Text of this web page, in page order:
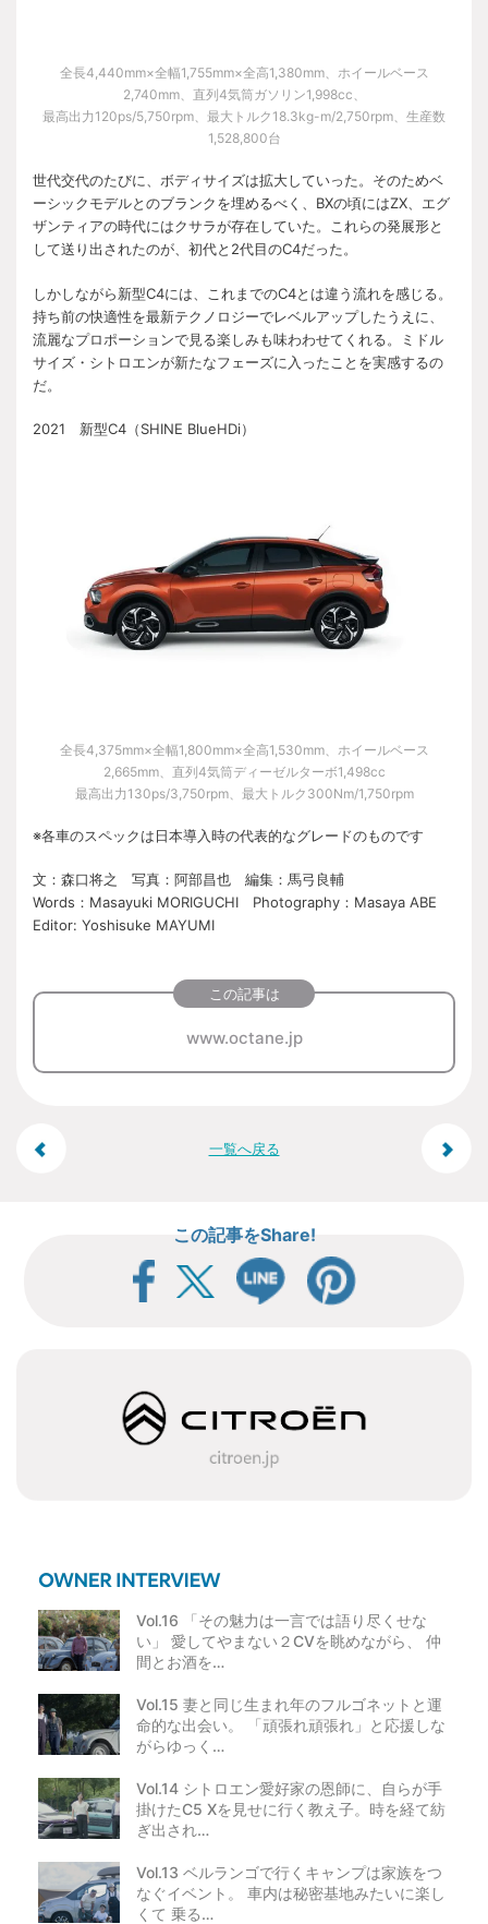
全長4,440mm×全幅1,755mm×全高1,380mm、ホイールベース
2,740mm、直列4気筒ガソリン1,998cc、
最高出力120ps/5,750rpm、最大トルク18.3kg-m/2,750rpm、生産数
1,528,800台
世代交代のたびに、ボディサイズは拡大していった。そのためベ
ーシックモデルとのブランクを埋めるべく、BXの頃にはZX、エグ
ザンティアの時代にはクサラが存在していた。これらの発展形と
して送り出されたのが、初代と2代目のC4だった。
しかしながら新型C4には、これまでのC4とは違う流れを感じる。
持ち前の快適性を最新テクノロジーでレベルアップしたうえに、
流麗なプロポーションで見る楽しみも味わわせてくれる。ミドル
サイズ・シトロエンが新たなフェーズに入ったことを実感するの
だ。
2021 新型C4（SHINE BlueHDi）
全長4,375mm×全幅1,800mm×全高1,530mm、ホイールベース
2,665mm、直列4気筒ディーゼルターボ1,498cc
最高出力130ps/3,750rpm、最大トルク300Nm/1,750rpm
※各車のスペックは日本導入時の代表的なグレードのものです
文：森口将之 写真：阿部昌也 編集：馬弓良輔
Words：Masayuki MORIGUCHI Photography：Masaya ABE
Editor: Yoshisuke MAYUMI
この記事は
www.octane.jp
投
一覧へ戻る
この記事をShare!
Vol.16 「その魅力は一言では語り尽くせな
い」 愛してやまない２CVを眺めながら、 仲
間とお酒を…
Vol.15 妻と同じ生まれ年のフルゴネットと運
命的な出会い。 「頑張れ頑張れ」と応援しな
がらゆっく…
Vol.14 シトロエン愛好家の恩師に、自らが手
掛けたC5 Xを見せに行く教え子。時を経て紡
ぎ出され…
Vol.13 ベルランゴで行くキャンプは家族をつ
なぐイベント。 車内は秘密基地みたいに楽し
くて 乗る…